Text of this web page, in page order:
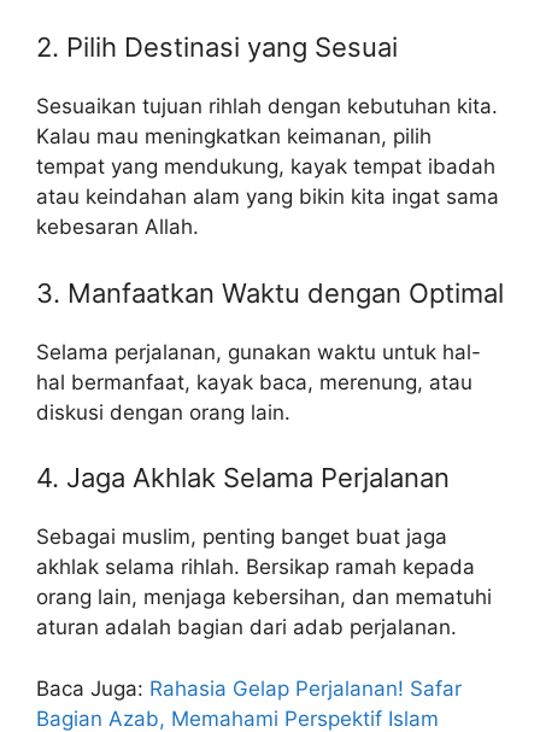
2. Pilih Destinasi yang Sesuai
Sesuaikan tujuan rihlah dengan kebutuhan kita.
Kalau mau meningkatkan keimanan, pilih
tempat yang mendukung, kayak tempat ibadah
atau keindahan alam yang bikin kita ingat sama
kebesaran Allah.
3. Manfaatkan Waktu dengan Optimal
Selama perjalanan, gunakan waktu untuk hal-
hal bermanfaat, kayak baca, merenung, atau
diskusi dengan orang lain.
4. Jaga Akhlak Selama Perjalanan
Sebagai muslim, penting banget buat jaga
akhlak selama rihlah. Bersikap ramah kepada
orang lain, menjaga kebersihan, dan mematuhi
aturan adalah bagian dari adab perjalanan.
Baca Juga: Rahasia Gelap Perjalanan! Safar
Bagian Azab, Memahami Perspektif Islam